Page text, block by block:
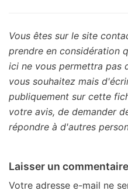
Vous êtes sur le site
prendre en considération
ici ne vous permettra pas
vous souhaitez mais
publiquement sur cette
votre avis, de demander
répondre à d'autres
Laisser un commentaire
Votre adresse e-mail ne